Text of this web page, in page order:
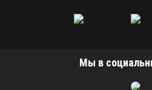
Мы в